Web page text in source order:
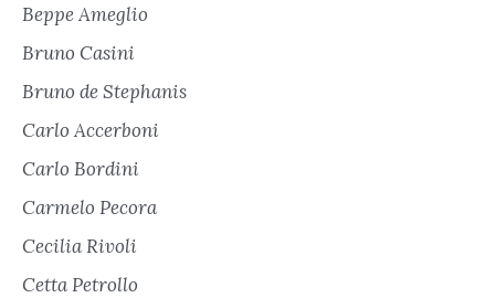
Beppe Ameglio
Bruno Casini
Bruno de Stephanis
Carlo Accerboni
Carlo Bordini
Carmelo Pecora
Cecilia Rivoli
Cetta Petrollo